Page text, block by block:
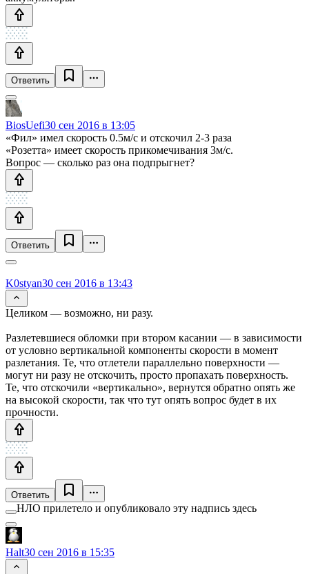
Ответить
BiosUefi30 сен 2016 в 13:05
«Фил» имел скорость 0.5м/с и отскочил 2-3 раза
«Розетта» имеет скорость прикомечивания 3м/с.
Вопрос — сколько раз она подпрыгнет?
Ответить
K0styan30 сен 2016 в 13:43
Целиком — возможно, ни разу.
Разлетевшиеся обломки при втором касании — в зависимости
от условно вертикальной компоненты скорости в момент
разлетания. Те, что отлетели параллельно поверхности —
могут ни разу не отскочить, просто пропахать поверхность.
Те, что отскочили «вертикально», вернутся обратно опять же
на высокой скорости, так что тут опять вопрос будет в их
прочности.
Ответить
НЛО прилетело и опубликовало эту надпись здесь
Halt30 сен 2016 в 15:35